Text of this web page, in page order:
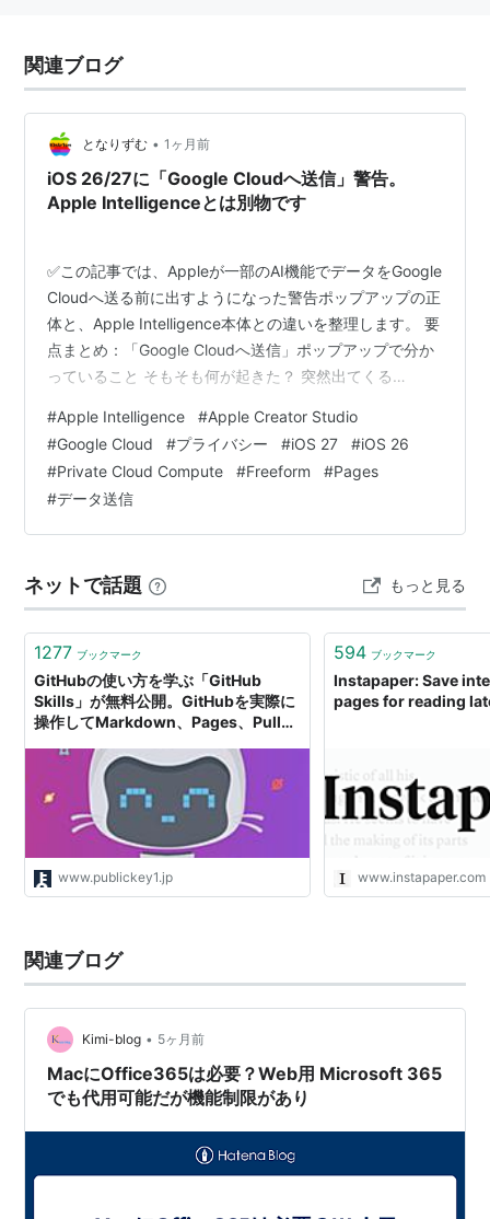
存可能。iOS用
2013年10月21日以降のMac製品及びiOS製品を購入した
ユーザーは、アプリケーションを無料でダウンロード可
能。
購入・ダウンロード
41?mt=12（Mac OS X用／価格2000円）
iTunes App Store - Pages（iOS用／価格1000円）
関連アプリケーション
Keynote
Mac OS X
*1:iPhone 3GS、iPhone 4、第3/4世代iPod touch、
関連ブログ
となりずむ • 1ヶ月前
iOS 26/27に「Google Cloudへ送信」警告。
Apple Intelligenceとは別物です
✅この記事では、Appleが一部のAI機能でデータをGoogle
Cloudへ送る前に出すようになった警告ポップアップの正
体と、Apple Intelligence本体との違いを整理します。 要
点まとめ：「Google Cloudへ送信」ポップアップで分か
っていること そもそも何が起きた？ 突然出てくる
ント。これはApple Intelligenceではない ややこしいの
は、PCCの一部もGoogleのサーバーで動くこと 月の上限
と、気になるなら避ける方法 海外の反応：Google送信で
も「プライベート」と呼べるのか ひと…
#Apple Intelligence #Apple Creator Studio
#Google Cloud #プライバシー #iOS 27 #iOS 26
#Private Cloud Compute #Freeform #Pages
#データ送信
ネットで話題 もっと見る
1277 ブックマーク
GitHubの使い方を学ぶ「GitHub
Skills」が無料公開。GitHubを実際に
操作してMarkdown、Pages、Pull
消などを体験
www.publickey1.jp
594 ブックマーク
Instapaper: Save
pages for reading
www.instapaper.com
関連ブログ
Kimi-blog • 5ヶ月前
MacにOffice365は必要？Web用 Microsoft 365
でも代用可能だが機能制限があり